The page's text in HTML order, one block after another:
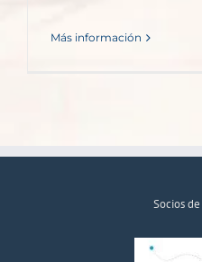
Más información
Socios